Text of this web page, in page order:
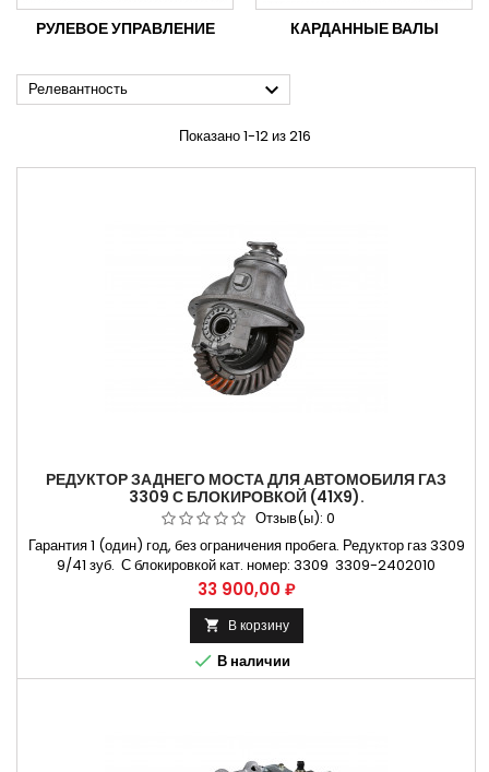
РУЛЕВОЕ УПРАВЛЕНИЕ КАРДАННЫЕ ВАЛЫ
Релевантность 
Показано 1-12 из 216
РЕДУКТОР ЗАДНЕГО МОСТА ДЛЯ АВТОМОБИЛЯ ГАЗ
3309 С БЛОКИРОВКОЙ (41Х9).
Отзыв(ы): 0
Гарантия 1 (один) год, без ограничения пробега. Редуктор газ 3309
9/41 зуб. С блокировкой кат. номер: 3309 3309-2402010
Применяется на автомобилях Газ-3309 и их модификациях.
Двигатель дизельный Д245 Не требующая установки коробки
передач на СТО. Способы оплаты Безналичный расчет, оплата
банковской картой
Цена
33 900,00 ₽
 В корзину
 В наличии